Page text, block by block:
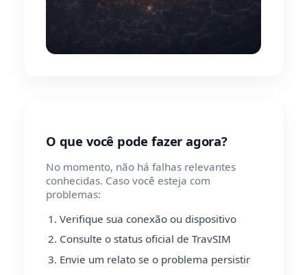
O que você pode fazer agora?
No momento, não há falhas relevantes
conhecidas. Caso você esteja com
problemas:
Verifique sua conexão ou dispositivo
Consulte o status oficial de TravSIM
Envie um relato se o problema persistir